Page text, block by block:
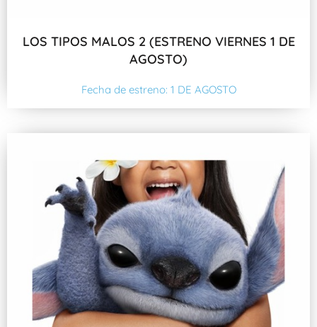
LOS TIPOS MALOS 2 (ESTRENO VIERNES 1 DE
AGOSTO)
Fecha de estreno: 1 DE AGOSTO